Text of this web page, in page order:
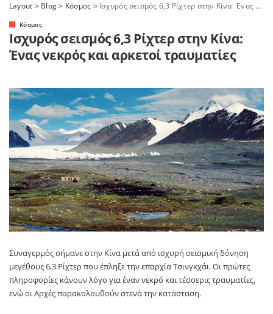
Layout > Blog> Κόσμος > Ισχυρός σεισμός 6,3 Ρίχτερ στην Κίνα: Ένας νεκρός και αρκετοί τραυματίες
Κόσμος
Ισχυρός σεισμός 6,3 Ρίχτερ στην Κίνα:
Ένας νεκρός και αρκετοί τραυματίες
Συναγερμός σήμανε στην Κίνα μετά από ισχυρή σεισμική δόνηση
μεγέθους 6,3 Ρίχτερ που έπληξε την επαρχία Τσινγκχάι. Οι πρώτες
πληροφορίες κάνουν λόγο για έναν νεκρό και τέσσερις τραυματίες,
ενώ οι Αρχές παρακολουθούν στενά την κατάσταση.